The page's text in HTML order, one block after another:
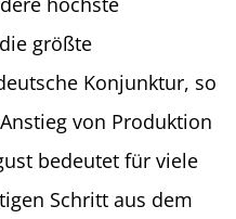
größte
Konjunktur, so
von Produktion
bedeutet für viele
Schritt aus dem